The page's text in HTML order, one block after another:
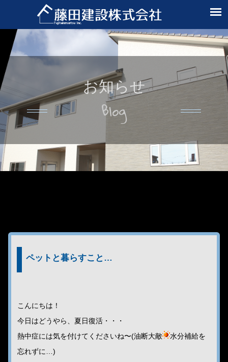
お知らせ
Blog
ペットと暮らすこと…
こんにちは！
今日はどうやら、夏日復活・・・
熱中症には気を付けてくださいね〜(油断大敵
水分補給を
忘れずに…)